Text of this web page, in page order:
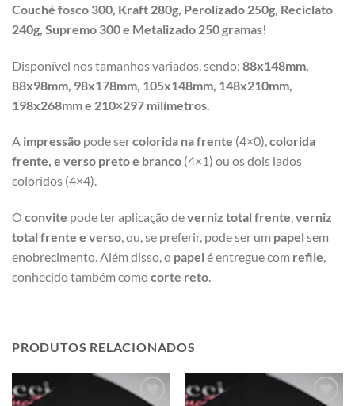
Couché fosco 300, Kraft 280g, Perolizado 250g, Reciclato
240g, Supremo 300 e Metalizado 250 gramas!
Disponível nos tamanhos variados, sendo: 88x148mm,
88x98mm, 98x178mm, 105x148mm, 148x210mm,
198x268mm e 210×297 milímetros.
A impressão pode sercolorida na frente (4×0),colorida
frente, e verso preto e branco (4×1) ou os dois lados
coloridos (4×4).
O convite pode ter aplicação deverniz total frente,verniz
total frente e verso, ou, se preferir, pode ser um papel sem
enobrecimento. Além disso, o papel é entregue com refile,
conhecido também comocorte reto.
PRODUTOS RELACIONADOS